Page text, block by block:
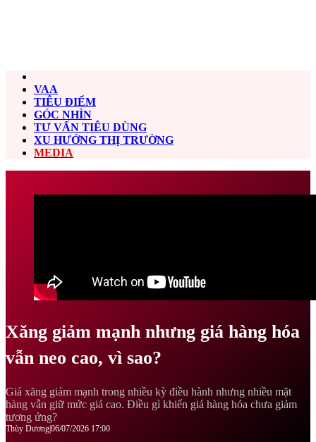
VAA
TIÊU ĐIỂM
GÓC NHÌN
TƯ VẤN TIÊU DÙNG
XU HƯỚNG THỊ TRƯỜNG
MEDIA
Xăng giảm mạnh nhưng giá hàng hóa
vẫn neo cao, vì sao?
Giá xăng giảm mạnh trong nhiều kỳ điều hành nhưng nhiều mặt
hàng vẫn giữ mức giá cao. Điều gì khiến giá hàng hóa chưa giảm
tương ứng?
Thùy Dương06/07/2026 17:00